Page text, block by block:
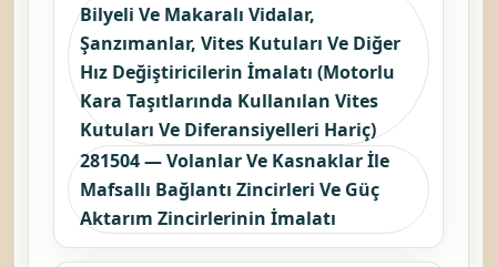
Bilyeli Ve Makaralı Vidalar,
Şanzımanlar, Vites Kutuları Ve Diğer
Hız Değiştiricilerin İmalatı (Motorlu
Kara Taşıtlarında Kullanılan Vites
Kutuları Ve Diferansiyelleri Hariç)
281504 — Volanlar Ve Kasnaklar İle
Mafsallı Bağlantı Zincirleri Ve Güç
Aktarım Zincirlerinin İmalatı